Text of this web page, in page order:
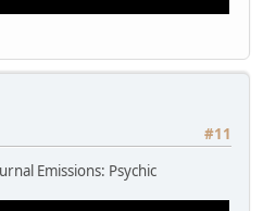
#11
Emissions: Psychic